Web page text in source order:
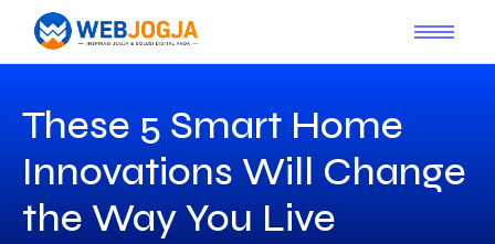
These 5 Smart Home
Innovations Will Change
the Way You Live